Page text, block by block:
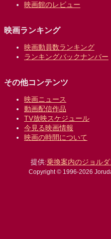
映画館のレビュー
映画ランキング
映画動員数ランキング
ランキングバックナンバー
その他コンテンツ
映画ニュース
動画配信作品
TV放映スケジュール
今見る映画情報
映画の時間について
提供:乗換案内のジョルダ
Copyright © 1996-2026